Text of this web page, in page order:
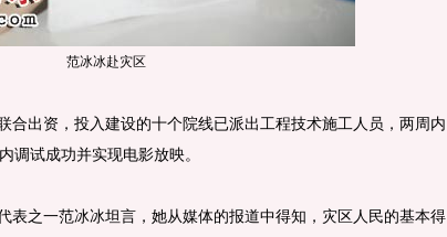
范冰冰赴灾区
出资，投入建设的十个院线已派出工程技术施工人员，两周内
调试成功并实现电影放映。
之一范冰冰坦言，她从媒体的报道中得知，灾区人民的基本得